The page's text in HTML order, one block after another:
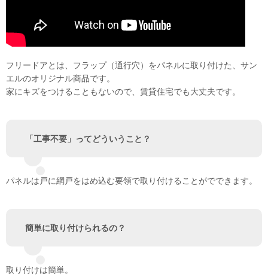
フリードアとは、フラップ（通行穴）をパネルに取り付けた、サン
エルのオリジナル商品です。
家にキズをつけることもないので、賃貸住宅でも大丈夫です。
「工事不要」ってどういうこと？
パネルは戸に網戸をはめ込む要領で取り付けることがでできます。
簡単に取り付けられるの？
取り付けは簡単。